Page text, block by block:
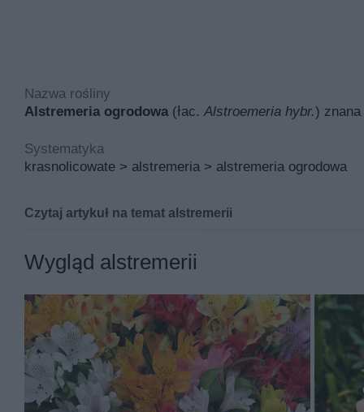
Nazwa rośliny
Alstremeria ogrodowa(łac.Alstroemeria hybr.)
Systematyka
krasnolicowate > alstremeria > alstremeria ogrodowa
Czytaj artykuł na temat alstremerii
Alstremeria ogrodowa znana pod łacińską nazwą
Jej miejsce pochodzenia to Ameryka Południowa, a
naturalny.
Podstawowymi walorami alstremerii są ozdobne
Krasnolica rośnie rocznie od 30 do 90 cm i po 2
Wygląd alstremerii